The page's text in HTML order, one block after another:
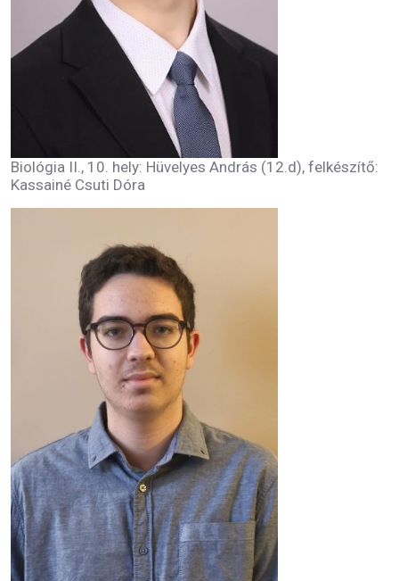
Biológia II., 10. hely: Hüvelyes András (12.d), felkészítő:
Kassainé Csuti Dóra